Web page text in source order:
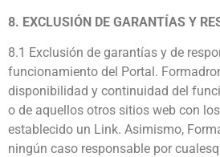
8. EXCLUSIÓN DE GARANTÍAS Y
8.1 Exclusión de garantías y de
funcionamiento del Portal.
disponibilidad y continuidad del
o de aquellos otros sitios web con
establecido un Link. Asimismo,
ningún caso responsable por